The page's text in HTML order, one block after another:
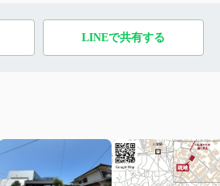
LINEで共有する